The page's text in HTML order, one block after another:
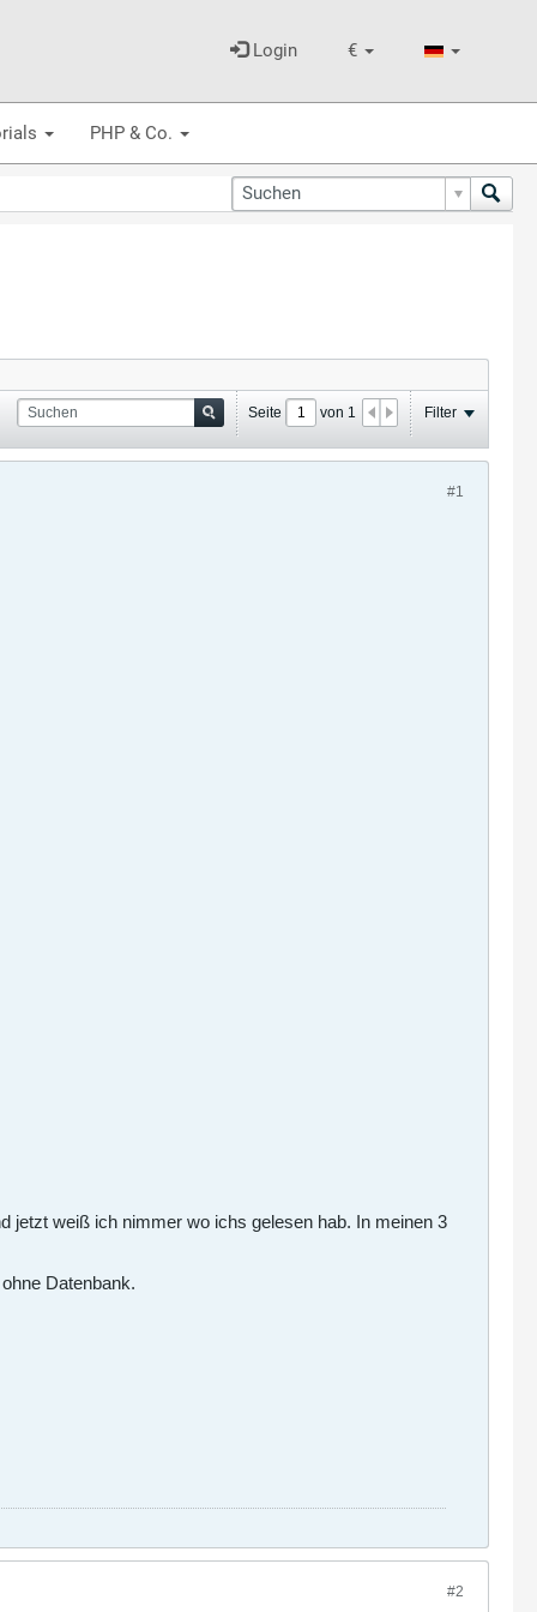
€
Login
PHP & Co.
Seite von 1 Filter
#1
jetzt weiß ich nimmer wo ichs gelesen hab. In meinen 3
Datenbank.
#2